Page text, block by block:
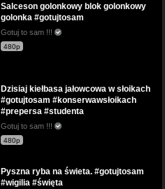
Salceson golonkowy blok golonkowy
golonka #gotujtosam
Gotuj to sam !!!
480p
Dzisiaj kiełbasa jałowcowa w słoikach
#gotujtosam #konserwawsłoikach
#prepersa #studenta
Gotuj to sam !!!
480p
Pyszna ryba na świeta. #gotujtosam
#wigilia #święta